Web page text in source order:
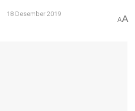
18 Desember 2019
AA